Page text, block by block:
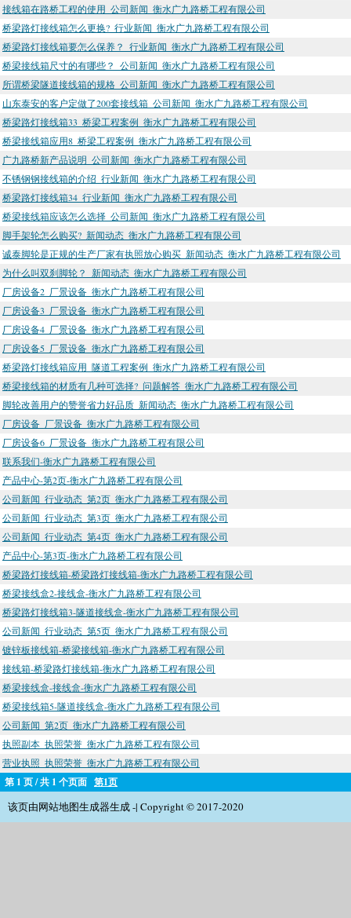
接线箱在路桥工程的使用_公司新闻_衡水广九路桥工程有限公司
桥梁路灯接线箱怎么更换?_行业新闻_衡水广九路桥工程有限公司
桥梁路灯接线箱要怎么保养？_行业新闻_衡水广九路桥工程有限公司
桥梁接线箱尺寸的有哪些？_公司新闻_衡水广九路桥工程有限公司
所谓桥梁隧道接线箱的规格_公司新闻_衡水广九路桥工程有限公司
山东泰安的客户定做了200套接线箱_公司新闻_衡水广九路桥工程有限公司
桥梁路灯接线箱33_桥梁工程案例_衡水广九路桥工程有限公司
桥梁接线箱应用8_桥梁工程案例_衡水广九路桥工程有限公司
广九路桥新产品说明_公司新闻_衡水广九路桥工程有限公司
不锈钢钢接线箱的介绍_行业新闻_衡水广九路桥工程有限公司
桥梁路灯接线箱34_行业新闻_衡水广九路桥工程有限公司
桥梁接线箱应该怎么选择_公司新闻_衡水广九路桥工程有限公司
脚手架轮怎么购买?_新闻动态_衡水广九路桥工程有限公司
诚泰脚轮是正规的生产厂家有执照放心购买_新闻动态_衡水广九路桥工程有限公司
为什么叫双刹脚轮？_新闻动态_衡水广九路桥工程有限公司
厂房设备2_厂景设备_衡水广九路桥工程有限公司
厂房设备3_厂景设备_衡水广九路桥工程有限公司
厂房设备4_厂景设备_衡水广九路桥工程有限公司
厂房设备5_厂景设备_衡水广九路桥工程有限公司
桥梁路灯接线箱应用_隧道工程案例_衡水广九路桥工程有限公司
桥梁接线箱的材质有几种可选择?_问题解答_衡水广九路桥工程有限公司
脚轮改善用户的赞誉省力好品质_新闻动态_衡水广九路桥工程有限公司
厂房设备_厂景设备_衡水广九路桥工程有限公司
厂房设备6_厂景设备_衡水广九路桥工程有限公司
联系我们-衡水广九路桥工程有限公司
产品中心-第2页-衡水广九路桥工程有限公司
公司新闻_行业动态_第2页_衡水广九路桥工程有限公司
公司新闻_行业动态_第3页_衡水广九路桥工程有限公司
公司新闻_行业动态_第4页_衡水广九路桥工程有限公司
产品中心-第3页-衡水广九路桥工程有限公司
桥梁路灯接线箱-桥梁路灯接线箱-衡水广九路桥工程有限公司
桥梁接线盒2-接线盒-衡水广九路桥工程有限公司
桥梁路灯接线箱3-隧道接线盒-衡水广九路桥工程有限公司
公司新闻_行业动态_第5页_衡水广九路桥工程有限公司
镀锌板接线箱-桥梁接线箱-衡水广九路桥工程有限公司
接线箱-桥梁路灯接线箱-衡水广九路桥工程有限公司
桥梁接线盒-接线盒-衡水广九路桥工程有限公司
桥梁接线箱5-隧道接线盒-衡水广九路桥工程有限公司
公司新闻_第2页_衡水广九路桥工程有限公司
执照副本_执照荣誉_衡水广九路桥工程有限公司
营业执照_执照荣誉_衡水广九路桥工程有限公司
第 1 页 / 共 1 个页面 第1页
该页由网站地图生成器生成 -| Copyright © 2017-2020